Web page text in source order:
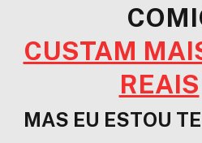
CUSTAM
REAIS
MAS EU ESTOU